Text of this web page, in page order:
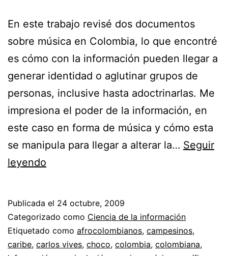
En este trabajo revisé dos documentos
sobre música en Colombia, lo que encontré
es cómo con la información pueden llegar a
generar identidad o aglutinar grupos de
personas, inclusive hasta adoctrinarlas. Me
impresiona el poder de la información, en
este caso en forma de música y cómo esta
se manipula para llegar a alterar la… Seguir
leyendo
la
música
en
Publicada el 24 octubre, 2009
Categorizado como Ciencia de la información
Etiquetado como afrocolombianos, campesinos,
caribe, carlos vives, choco, colombia, colombiana,